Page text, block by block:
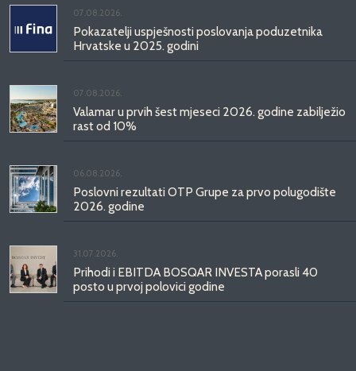
07.08.2026.
Pokazatelji uspješnosti poslovanja poduzetnika
Hrvatske u 2025. godini
07.08.2026.
Valamar u prvih šest mjeseci 2026. godine zabilježio
rast od 10%
06.08.2026.
Poslovni rezultati OTP Grupe za prvo polugodište
2026. godine
31.07.2026.
Prihodi i EBITDA BOSQAR INVESTA porasli 40
posto u prvoj polovici godine